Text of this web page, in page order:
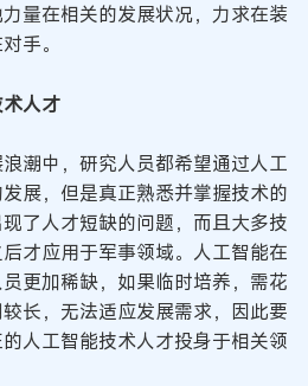
量在相关的发展状况，力求在装
手。
人才
潮中，研究人员都希望通过人工
展，但是真正熟悉并掌握技术的
了人才短缺的问题，而且大多技
才应用于军事领域。人工智能在
更加稀缺，如果临时培养，需花
长，无法适应发展需求，因此要
人工智能技术人才投身于相关领